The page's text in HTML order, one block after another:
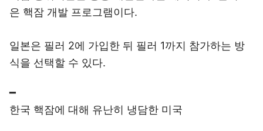
은 핵잠 개발 프로그램이다.
일본은 필러 2에 가입한 뒤 필러 1까지 참가하는 방
식을 선택할 수 있다.
━
한국 핵잠에 대해 유난히 냉담한 미국